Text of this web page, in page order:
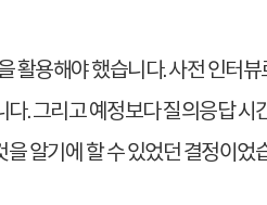
용해야 했습니다. 사전 인터뷰
. 그리고 예정보다 질의응답
알기에 할 수 있었던 결정이